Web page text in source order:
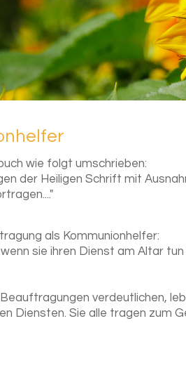
wie folgt umschrieben:
der Heiligen Schrift mit
als Kommunionhelfer:
sie ihren Dienst am Altar
verdeutlichen,
Diensten. Sie alle tragen zum